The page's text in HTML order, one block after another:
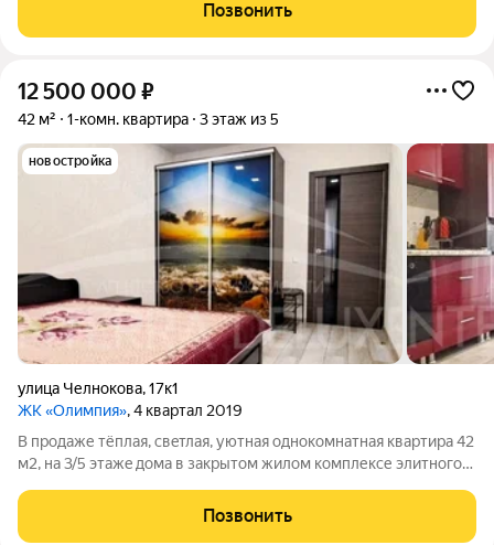
стиральная машина с функцией
Позвонить
12 500 000 ₽
42 м² 1-комн. квартира 3 этаж из 5
новостройка
улица Челнокова,17к1
ЖК «Олимпия», 4 квартал 2019
В продаже тёплая, cвeтлая, уютная однокомнатная квартиpa 42
м2, на 3/5 этaжe дoмa в закрытом жилом комплексе элитного
бухты Омега, Адмиральской Лагуны и набережной Андрея
Первозванного.
Позвонить